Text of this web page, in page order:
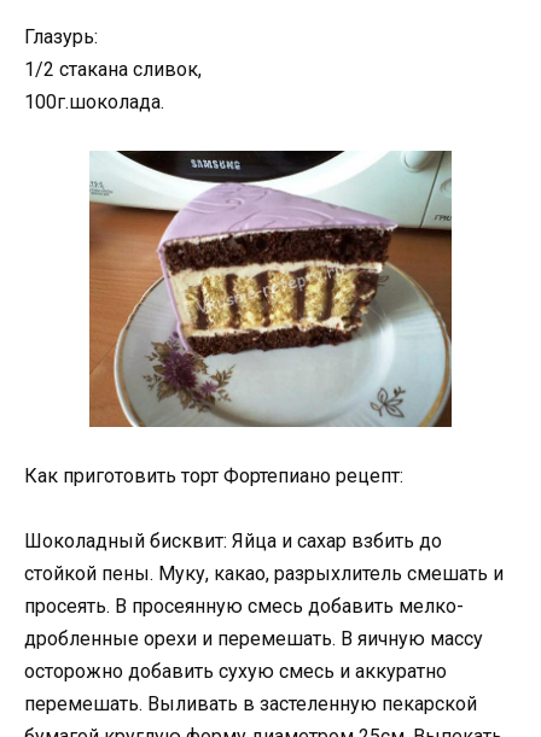
Глазурь:
1/2 стакана сливок,
100г.шоколада.
Как приготовить торт Фортепиано рецепт:
Шоколадный бисквит: Яйца и сахар взбить до
стойкой пены. Муку, какао, разрыхлитель смешать и
просеять. В просеянную смесь добавить мелко-
дробленные орехи и перемешать. В яичную массу
осторожно добавить сухую смесь и аккуратно
перемешать. Выливать в застеленную пекарской